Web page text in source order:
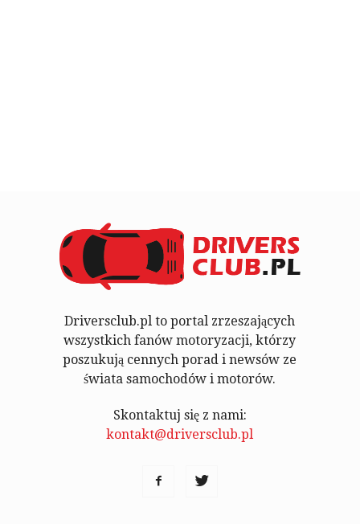
Driversclub.pl to portal zrzeszających
wszystkich fanów motoryzacji, którzy
poszukują cennych porad i newsów ze
świata samochodów i motorów.
Skontaktuj się z nami:
kontakt@driversclub.pl